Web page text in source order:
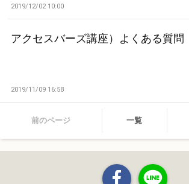
2019/12/02 10:00
アクセスバーズ講座）よくある質問
2019/11/09 16:58
前のページ 一覧